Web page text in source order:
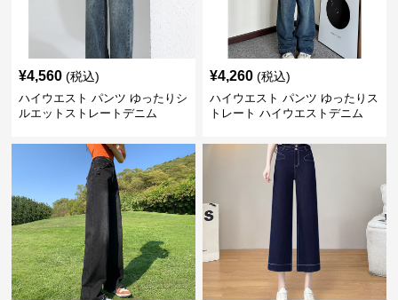
¥4,560 (税込)
ハイウエスト パンツ ゆったりシ
ルエットストレートデニム
¥4,260 (税込)
ハイウエスト パンツ ゆったりス
トレート ハイウエストデニム